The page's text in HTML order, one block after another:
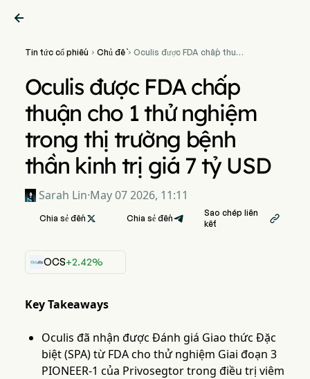

Tin tức cổ phiếu  Chủ đề Oculis được FDA chấp thuận
trường bệnh thần kinh trị giá
7 tỷ USD
Oculis được FDA chấp
thuận cho 1 thử nghiệm
trong thị trường bệnh
thần kinh trị giá 7 tỷ USD
Sarah Lin·May 07 2026, 11:11
Chia sẻ đến  Chia sẻ đến
Sao chép liên
kết

OCS+2.42%
Key Takeaways
Oculis đã nhận được Đánh giá Giao thức Đặc
biệt (SPA) từ FDA cho thử nghiệm Giai đoạn 3
PIONEER-1 của Privosegtor trong điều trị viêm